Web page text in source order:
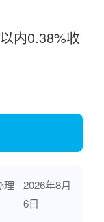
内0.38%收
理
2026年8月
6日